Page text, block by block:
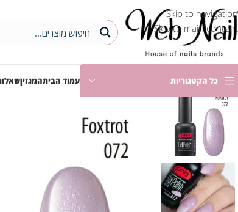
Skip to navigation
Skip to main content
כל הקטגוריות עמוד הביתהמגזין